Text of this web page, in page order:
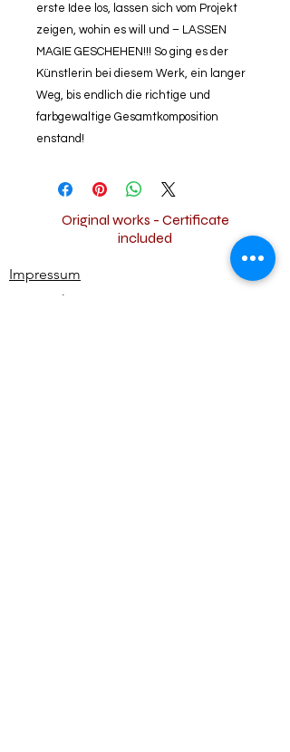
erste Idee los, lassen sich vom Projekt
zeigen, wohin es will und – LASSEN
MAGIE GESCHEHEN!!! So ging es der
Künstlerin bei diesem Werk, ein langer
Weg, bis endlich die richtige und
farbgewaltige Gesamtkomposition
enstand!
Original works - Certificate
included
Impressum
Datenschutz